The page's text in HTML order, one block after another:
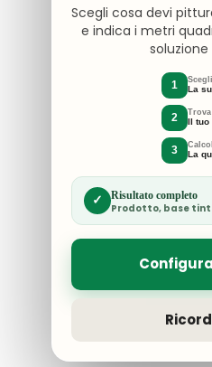
Scegli cosa devi
e indica i metri
soluzione
1 Scegli
La
2 Trova
Il tuo
3 La
✓ Risultato completo
Prodotto, base